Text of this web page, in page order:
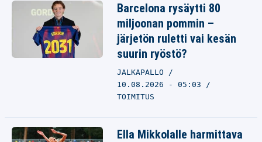
Barcelona rysäytti 80
miljoonan pommin –
järjetön ruletti vai kesän
suurin ryöstö?
JALKAPALLO
10.08.2026 - 05:03
TOIMITUS
Ella Mikkolalle harmittava